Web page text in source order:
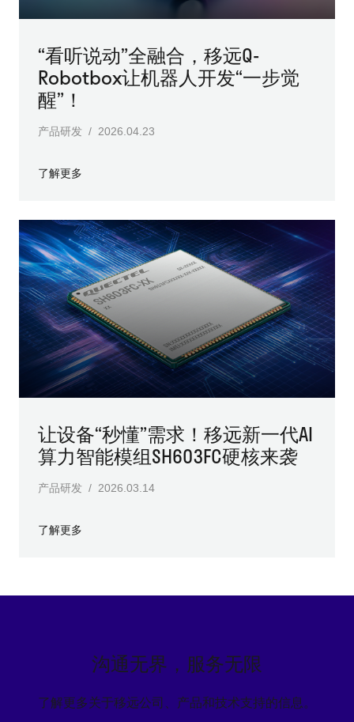
“看听说动”全融合，移远Q-
Robotbox让机器人开发“一步觉
醒”！
产品研发 / 2026.04.23
了解更多
让设备“秒懂”需求！移远新一代AI
算力智能模组SH603FC硬核来袭
产品研发 / 2026.03.14
了解更多
沟通无界，服务无限
了解更多关于移远公司、产品和技术支持的信息。